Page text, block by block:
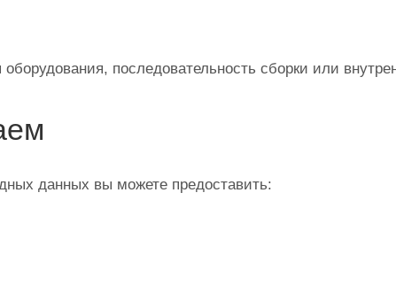
последовательность сборки или
данных вы можете предоставить: